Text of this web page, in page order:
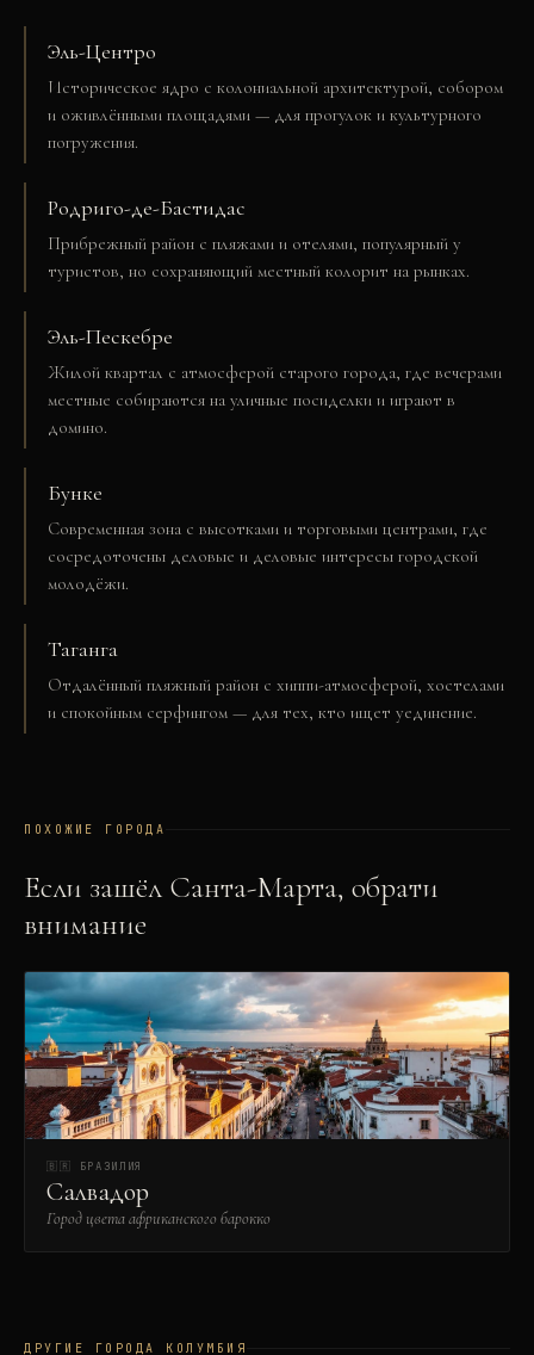
Эль-Центро
Историческое ядро с колониальной архитектурой, собором
и оживлёнными площадями — для прогулок и культурного
погружения.
Родриго-де-Бастидас
Прибрежный район с пляжами и отелями, популярный у
туристов, но сохраняющий местный колорит на рынках.
Эль-Пескебре
Жилой квартал с атмосферой старого города, где вечерами
местные собираются на уличные посиделки и играют в
домино.
Бунке
Современная зона с высотками и торговыми центрами, где
сосредоточены деловые и деловые интересы городской
молодёжи.
Таганга
Отдалённый пляжный район с хиппи-атмосферой, хостелами
и спокойным серфингом — для тех, кто ищет уединение.
ПОХОЖИЕ ГОРОДА
Если зашёл Санта-Марта, обрати
внимание
🇧🇷 БРАЗИЛИЯ
Салвадор
Город цвета африканского барокко
ДРУГИЕ ГОРОДА КОЛУМБИЯ